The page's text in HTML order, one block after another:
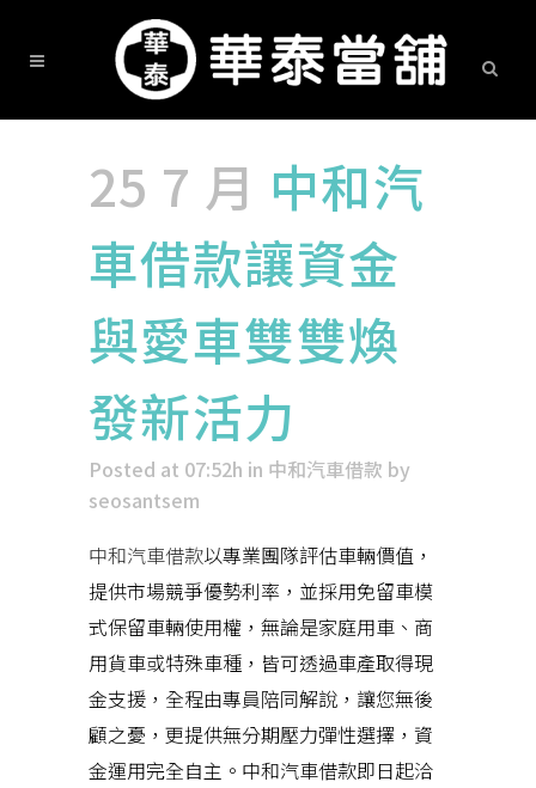
25 7 月 中和汽
車借款讓資金
與愛車雙雙煥
發新活力
Posted at 07:52h in 中和汽車借款 by
seosantsem
中和汽車借款以專業團隊評估車輛價值，
提供市場競爭優勢利率，並採用免留車模
式保留車輛使用權，無論是家庭用車、商
用貨車或特殊車種，皆可透過車產取得現
金支援，全程由專員陪同解說，讓您無後
顧之憂，更提供無分期壓力彈性選擇，資
金運用完全自主。中和汽車借款即日起洽